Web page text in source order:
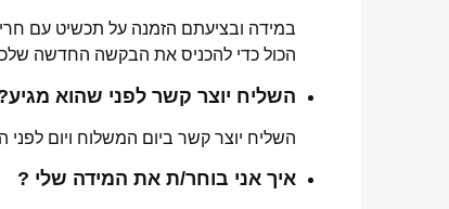
במידה ובציעתם הזמנה על תכשיט עם
הכול כדי להכניס את הבקשה החדשה
השליח יוצר קשר לפני שהוא
השליח יוצר קשר ביום המשלוח ויום לפני
איך אני בוחר/ת את המידה שלי ?